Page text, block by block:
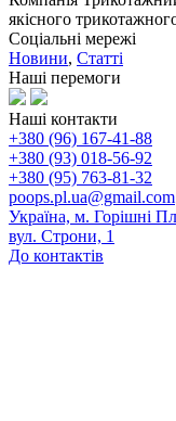
якісного
Соціальні мережі
Новини, Статті
Наші перемоги
Наші контакти
+380 (96) 167-41-88
+380 (93) 018-56-92
+380 (95) 763-81-32
poops.pl.ua@gmail.com
Україна, м. Горішні
вул. Строни, 1
До контактів